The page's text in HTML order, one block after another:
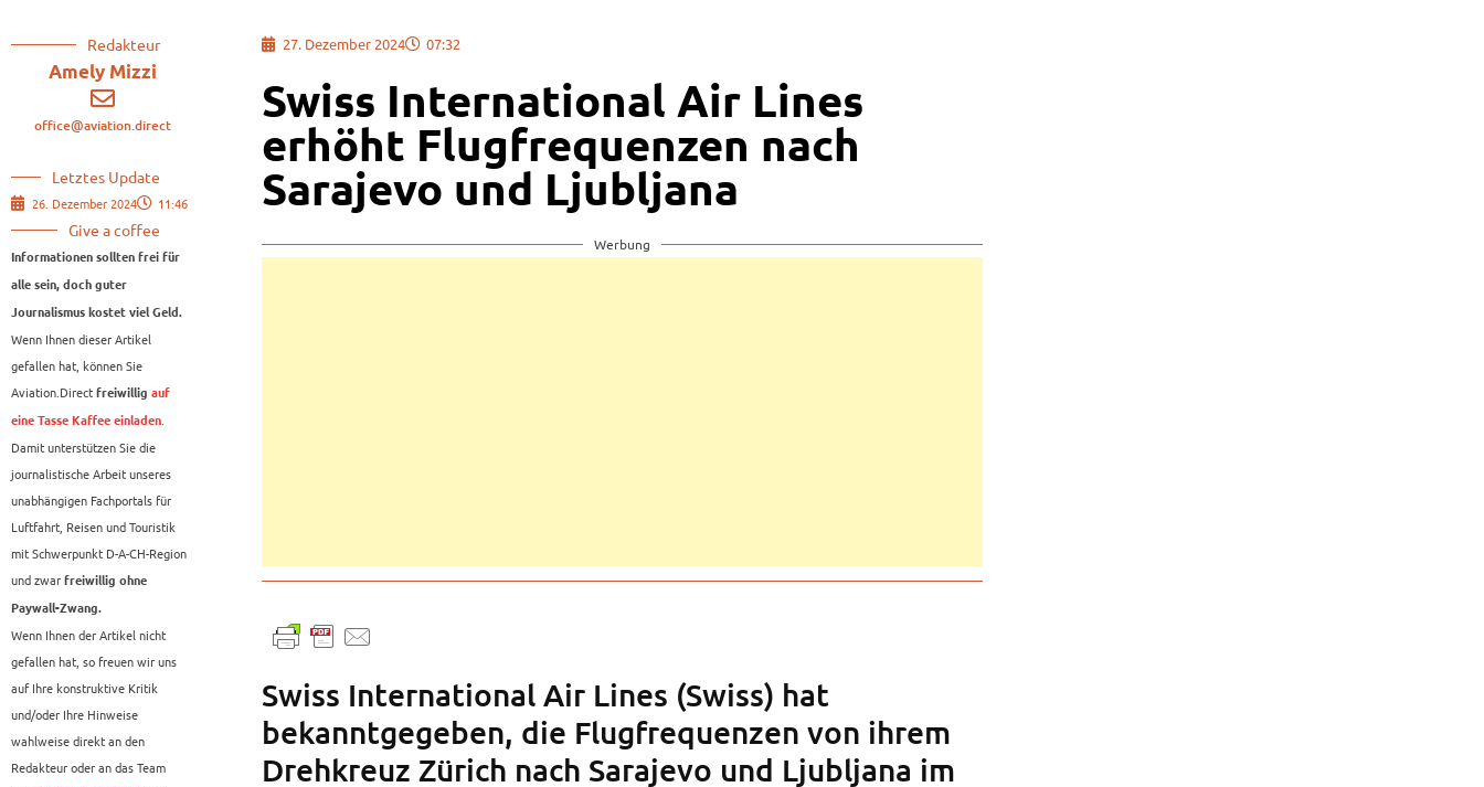
Redakteur
Amely Mizzi
office@aviation.direct
Letztes Update
26. Dezember 2024 11:46
Give a coffee
Informationen sollten frei für
alle sein, doch guter
Journalismus kostet viel Geld.
Wenn Ihnen dieser Artikel
gefallen hat, können Sie
Aviation.Direct freiwillig auf
eine Tasse Kaffee einladen.
Damit unterstützen Sie die
journalistische Arbeit unseres
unabhängigen Fachportals für
Luftfahrt, Reisen und Touristik
mit Schwerpunkt D-A-CH-Region
und zwar freiwillig ohne
Paywall-Zwang.
Wenn Ihnen der Artikel nicht
gefallen hat, so freuen wir uns
auf Ihre konstruktive Kritik
und/oder Ihre Hinweise
wahlweise direkt an den
Redakteur oder an das Team
27. Dezember 2024 07:32
Swiss International Air Lines
erhöht Flugfrequenzen nach
Sarajevo und Ljubljana
Werbung
Swiss International Air Lines (Swiss) hat
bekanntgegeben, die Flugfrequenzen von ihrem
Drehkreuz Zürich nach Sarajevo und Ljubljana im